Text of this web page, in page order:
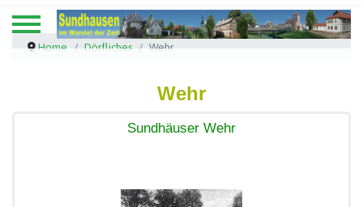
Home Dörfliches Wehr
Wehr
Sundhäuser Wehr